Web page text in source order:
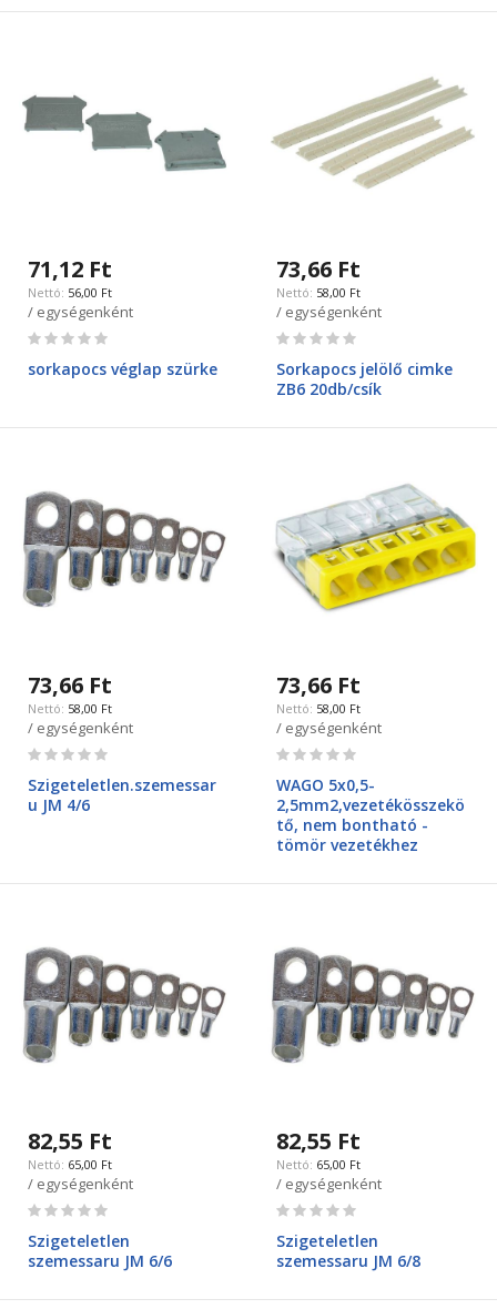
71,12 Ft
56,00 Ft
/ egységenként
Rating:
sorkapocs véglap szürke
73,66 Ft
58,00 Ft
/ egységenként
Rating:
Sorkapocs jelölő cimke
ZB6 20db/csík
73,66 Ft
58,00 Ft
/ egységenként
Rating:
Szigeteletlen.szemessar
u JM 4/6
73,66 Ft
58,00 Ft
/ egységenként
Rating:
WAGO 5x0,5-
2,5mm2,vezetékösszekö
tő, nem bontható -
tömör vezetékhez
82,55 Ft
65,00 Ft
/ egységenként
Rating:
Szigeteletlen
szemessaru JM 6/6
82,55 Ft
65,00 Ft
/ egységenként
Rating:
Szigeteletlen
szemessaru JM 6/8